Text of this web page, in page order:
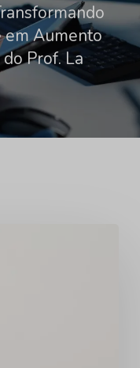
em Aumento
Prof. La